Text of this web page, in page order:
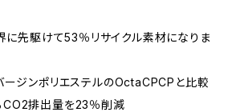
先駆けて53％リサイクル素材になりま
ージンポリエステルのOctaCPCPと比較
CO2排出量を23％削減